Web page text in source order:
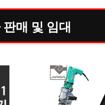
| 그린웍스 브로워 |
| 중고 진동로라 혼
매 및 임대